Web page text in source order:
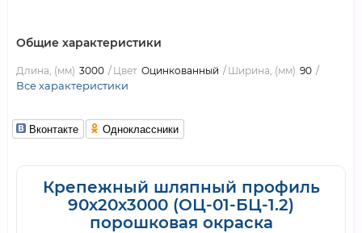
Общие характеристики
Длина, (мм) 3000 Цвет Оцинкованный Ширина, (мм) 90
Все характеристики
Вконтакте Одноклассники
Крепежный шляпный профиль
90х20х3000 (ОЦ-01-БЦ-1.2)
порошковая окраска